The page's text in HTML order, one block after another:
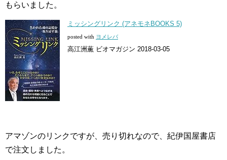
もらいました。
ミッシングリンク (アネモネBOOKS 5)
posted with ヨメレバ
高江洲薫 ビオマガジン 2018-03-05
アマゾンのリンクですが、売り切れなので、紀伊国屋書店
で注文しました。